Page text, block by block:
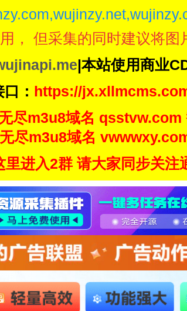
， 但采集的同时建议将图
|本站使用商业
： https://
尽m3u8域名
无尽m3u8域名
里进入2群 请大家同步关注